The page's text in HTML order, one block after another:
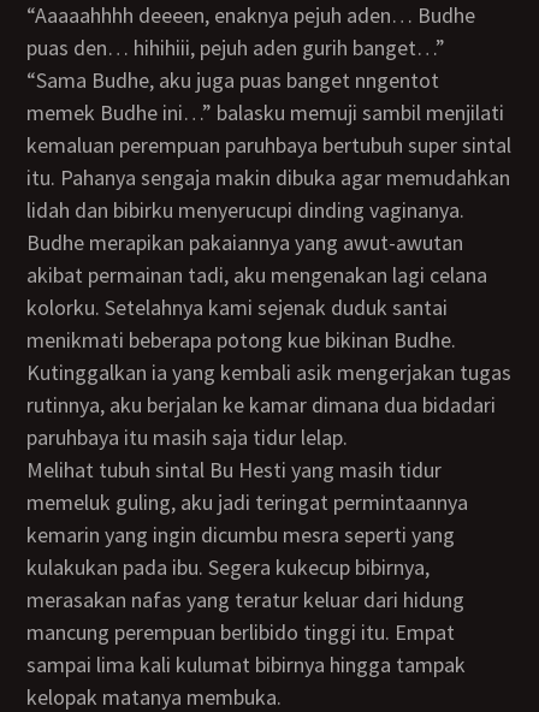
“Aaaaahhhh deeeen, enaknya pejuh aden… Budhe
puas den… hihihiii, pejuh aden gurih banget…”
“Sama Budhe, aku juga puas banget nngentot
memek Budhe ini…” balasku memuji sambil menjilati
kemaluan perempuan paruhbaya bertubuh super sintal
itu. Pahanya sengaja makin dibuka agar memudahkan
lidah dan bibirku menyerucupi dinding vaginanya.
Budhe merapikan pakaiannya yang awut-awutan
akibat permainan tadi, aku mengenakan lagi celana
kolorku. Setelahnya kami sejenak duduk santai
menikmati beberapa potong kue bikinan Budhe.
Kutinggalkan ia yang kembali asik mengerjakan tugas
rutinnya, aku berjalan ke kamar dimana dua bidadari
paruhbaya itu masih saja tidur lelap.
Melihat tubuh sintal Bu Hesti yang masih tidur
memeluk guling, aku jadi teringat permintaannya
kemarin yang ingin dicumbu mesra seperti yang
kulakukan pada ibu. Segera kukecup bibirnya,
merasakan nafas yang teratur keluar dari hidung
mancung perempuan berlibido tinggi itu. Empat
sampai lima kali kulumat bibirnya hingga tampak
kelopak matanya membuka.